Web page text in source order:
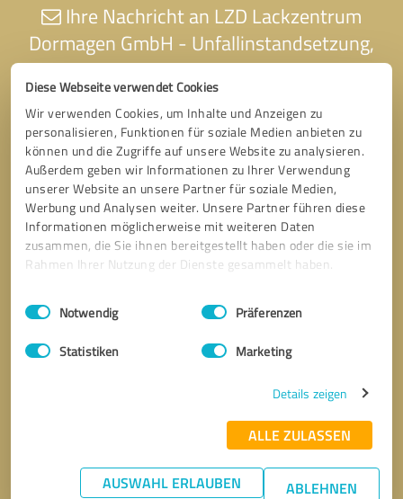
Diese Webseite verwendet Cookies
Wir verwenden Cookies, um Inhalte und Anzeigen zu
personalisieren, Funktionen für soziale Medien anbieten zu
können und die Zugriffe auf unsere Website zu analysieren.
Außerdem geben wir Informationen zu Ihrer Verwendung
unserer Website an unsere Partner für soziale Medien,
Werbung und Analysen weiter. Unsere Partner führen diese
Informationen möglicherweise mit weiteren Daten
zusammen, die Sie ihnen bereitgestellt haben oder die sie im
Rahmen Ihrer Nutzung der Dienste gesammelt haben.
Impressum Datenschutzbestimmungen
Einwilligungsauswahl
Notwendig Präferenzen
Statistiken Marketing
Details zeigen
ALLE ZULASSEN
AUSWAHL ERLAUBEN ABLEHNEN
Ihre Nachricht an LZD Lackzentrum
Dormagen GmbH - Unfallinstandsetzung,
Lackierungen & TESLA Approved Body Shop
Bitte um Rückruf * Erforderliche Angaben